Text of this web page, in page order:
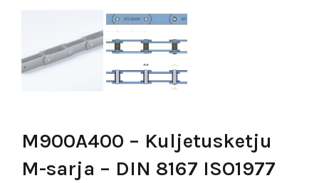
M900A400 – Kuljetusketju
M-sarja – DIN 8167 ISO1977